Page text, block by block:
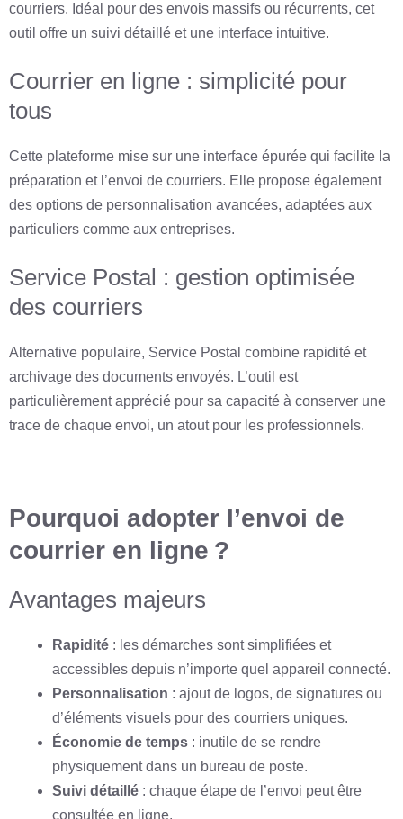
courriers. Idéal pour des envois massifs ou récurrents, cet
outil offre un suivi détaillé et une interface intuitive.
Courrier en ligne : simplicité pour
tous
Cette plateforme mise sur une interface épurée qui facilite la
préparation et l’envoi de courriers. Elle propose également
des options de personnalisation avancées, adaptées aux
particuliers comme aux entreprises.
Service Postal : gestion optimisée
des courriers
Alternative populaire, Service Postal combine rapidité et
archivage des documents envoyés. L’outil est
particulièrement apprécié pour sa capacité à conserver une
trace de chaque envoi, un atout pour les professionnels.
Pourquoi adopter l’envoi de
courrier en ligne ?
Avantages majeurs
Rapidité : les démarches sont simplifiées et
accessibles depuis n’importe quel appareil connecté.
Personnalisation : ajout de logos, de signatures ou
d’éléments visuels pour des courriers uniques.
Économie de temps : inutile de se rendre
physiquement dans un bureau de poste.
Suivi détaillé : chaque étape de l’envoi peut être
consultée en ligne.